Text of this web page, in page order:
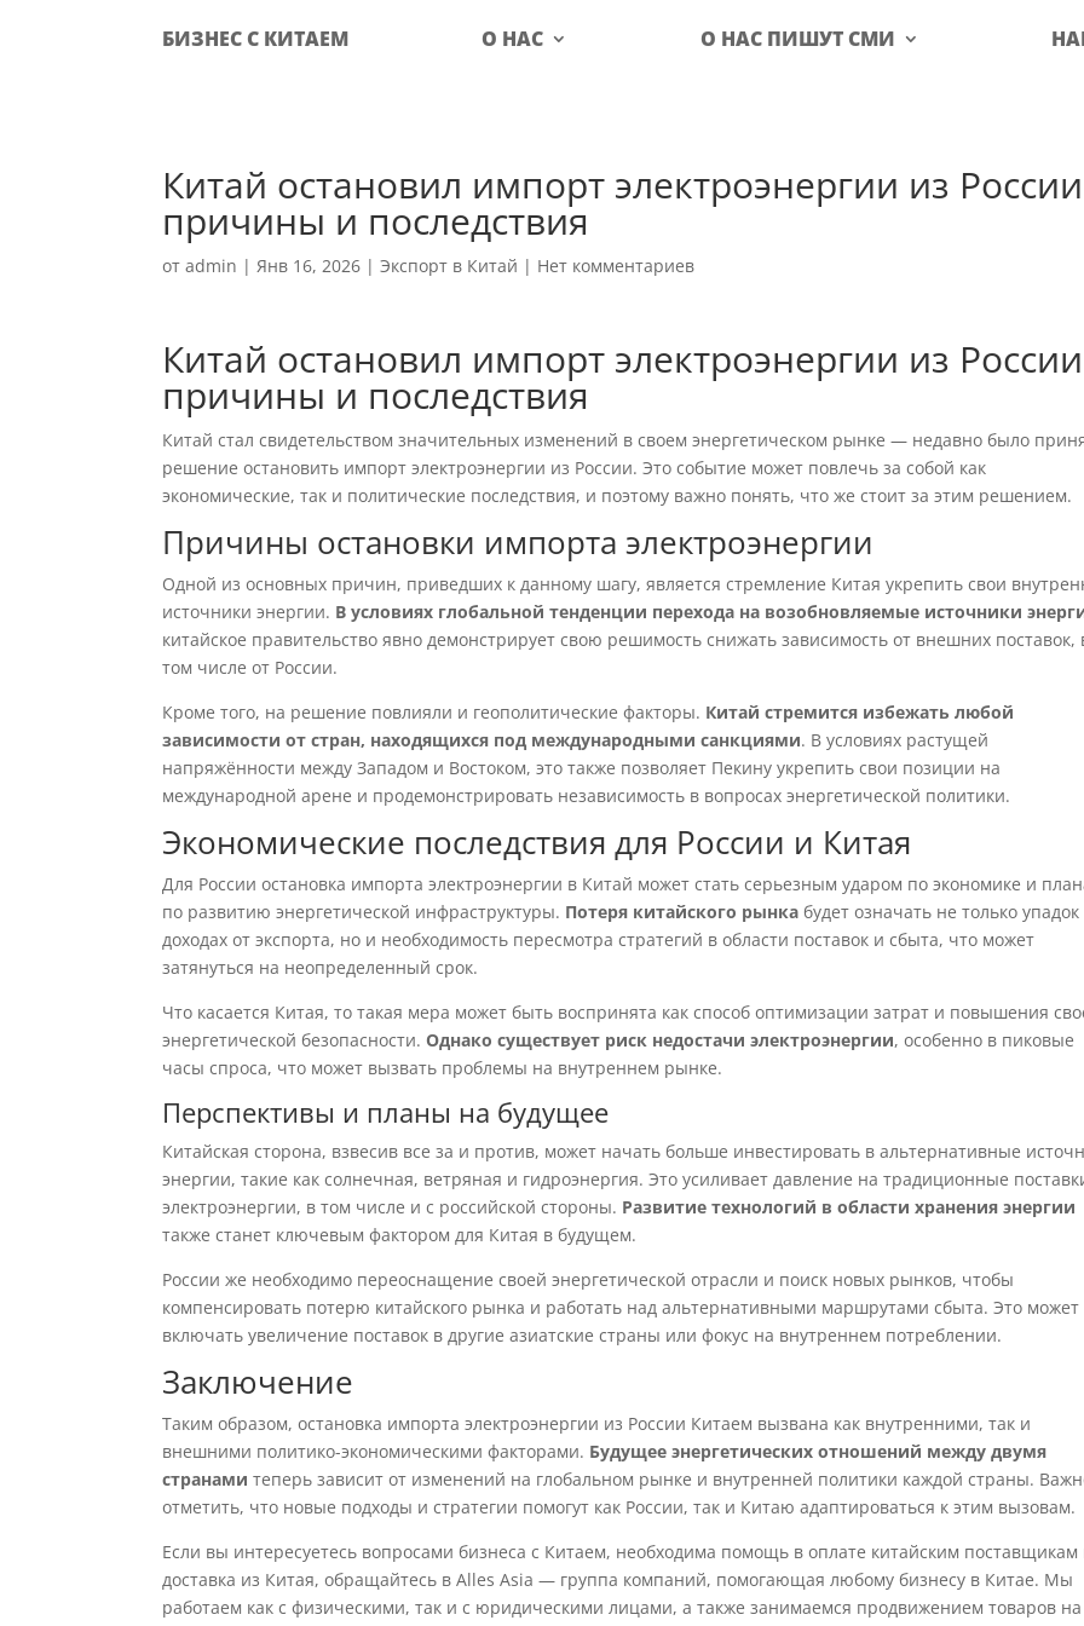
БИЗНЕС С КИТАЕМ О НАС О НАС ПИШУТ СМИ
Китай остановил импорт электроэнергии из
причины и последствия
отadmin |Янв 16, 2026 |Экспорт в Китай | Нет комментариев
Китай остановил импорт электроэнергии из
причины и последствия
Китай стал свидетельством значительных изменений в своем энергетическом рынке — недавно было
решение остановить импорт электроэнергии из России. Это событие может повлечь за собой как
экономические, так и политические последствия, и поэтому важно понять, что же стоит за этим решением.
Причины остановки импорта электроэнергии
Одной из основных причин, приведших к данному шагу, является стремление Китая укрепить свои
источники энергии. В условиях глобальной тенденции перехода на возобновляемые источники
китайское правительство явно демонстрирует свою решимость снижать зависимость от внешних поставок,
том числе от России.
Кроме того, на решение повлияли и геополитические факторы. Китай стремится избежать любой
зависимости от стран, находящихся под международными санкциями. В условиях растущей
напряжённости между Западом и Востоком, это также позволяет Пекину укрепить свои позиции на
международной арене и продемонстрировать независимость в вопросах энергетической политики.
Экономические последствия для России и Китая
Для России остановка импорта электроэнергии в Китай может стать серьезным ударом по экономике и
по развитию энергетической инфраструктуры. Потеря китайского рынка будет означать не только упадок
доходах от экспорта, но и необходимость пересмотра стратегий в области поставок и сбыта, что может
затянуться на неопределенный срок.
Что касается Китая, то такая мера может быть воспринята как способ оптимизации затрат и повышения
энергетической безопасности.Однако существует риск недостачи электроэнергии, особенно в пиковые
часы спроса, что может вызвать проблемы на внутреннем рынке.
Перспективы и планы на будущее
Китайская сторона, взвесив все за и против, может начать больше инвестировать в альтернативные
энергии, такие как солнечная, ветряная и гидроэнергия. Это усиливает давление на традиционные
электроэнергии, в том числе и с российской стороны. Развитие технологий в области хранения энергии
также станет ключевым фактором для Китая в будущем.
России же необходимо переоснащение своей энергетической отрасли и поиск новых рынков, чтобы
компенсировать потерю китайского рынка и работать над альтернативными маршрутами сбыта. Это может
включать увеличение поставок в другие азиатские страны или фокус на внутреннем потреблении.
Заключение
Таким образом, остановка импорта электроэнергии из России Китаем вызвана как внутренними, так и
внешними политико-экономическими факторами. Будущее энергетических отношений между двумя
странами теперь зависит от изменений на глобальном рынке и внутренней политики каждой страны.
отметить, что новые подходы и стратегии помогут как России, так и Китаю адаптироваться к этим вызовам.
Если вы интересуетесь вопросами бизнеса с Китаем, необходима помощь в оплате китайским поставщикам
доставка из Китая, обращайтесь в Alles Asia — группа компаний, помогающая любому бизнесу в Китае. Мы
работаем как с физическими, так и с юридическими лицами, а также занимаемся продвижением товаров на